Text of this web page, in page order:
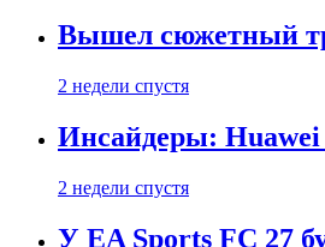
Вышел сюжетный
2 недели спустя
Инсайдеры: Huawei
2 недели спустя
У EA Sports FC 27